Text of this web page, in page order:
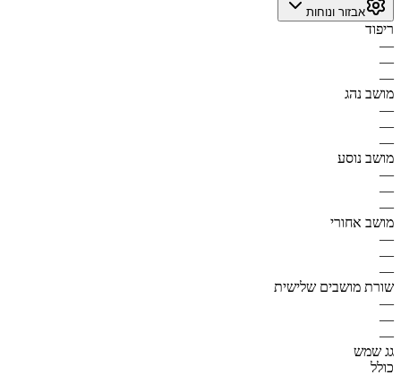
אבזור ונוחות
ריפוד
—
—
—
מושב נהג
—
—
—
מושב נוסע
—
—
—
מושב אחורי
—
—
—
שורת מושבים שלישית
—
—
—
גג שמש
כולל